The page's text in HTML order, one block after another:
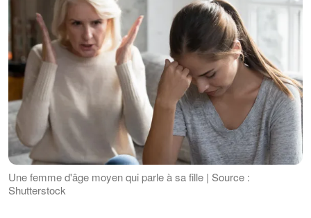
Une femme d'âge moyen qui parle à sa fille | Source :
Shutterstock